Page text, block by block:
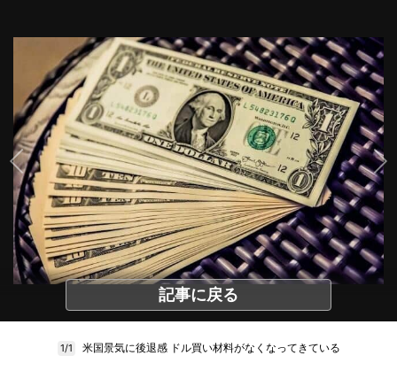
記事に戻る
1/1 米国景気に後退感 ドル買い材料がなくなってきている